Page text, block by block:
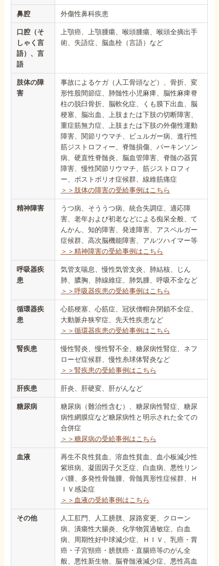
鼻腔 外傷性鼻科疾患
口腔（そ
しゃく言
語）、言
語
上顎癌、上顎腫瘍、喉頭腫瘍、喉頭全摘出手
術、失語症、脳血栓（言語）など
肢体の障
害
事故によるケガ（人工骨頭など）、骨折、変
形性股間節症、肺髄性小児麻痺、脳性麻痺脊
柱の脱臼骨折、脳軟化症、くも膜下出血、脳
梗塞、脳出血、上肢または下肢の切断障害、
重症筋無力症、上肢または下肢の外傷性運動
障害、関節リウマチ、ビュルガー病、進行性
筋ジストロフィー、脊髄損傷、パーキンソン
病、硬直性脊髄炎、脳血管障害、脊髄の器質
障害、慢性関節リウマチ、筋ジストロフィ
ー、ポストポリオ症候群、線維筋痛症
＞＞肢体の障害の受給事例はこちら
精神障害
うつ病、そううつ病、統合失調症、適応障
害、老年および初老などによる痴呆全般、て
んかん、知的障害、発達障害、アスペルガー
症候群、高次脳機能障害、アルツハイマー等
＞＞精神障害の受給事例はこちら
呼吸器疾
患
気管支喘息、慢性気管支炎、肺結核、じん
肺、膿胸、肺線維症、肺気腫、呼吸不全など
＞＞呼吸器疾患の受給事例はこちら
循環器疾
患
心筋梗塞、心筋症、冠状僧帽弁閉鎖不全症、
大動脈弁狭窄症、先天性疾患など
＞＞循環器疾患の受給事例はこちら
腎疾患
慢性腎炎、慢性腎不全、糖尿病性腎症、ネフ
ローゼ症候群、慢性糸球体腎炎など
＞＞腎疾患の受給事例はこちら
肝疾患 肝炎、肝硬変、肝がんなど
糖尿病
糖尿病（難治性含む）、糖尿病性腎症、糖尿
病性網膜症など糖尿病性と明示された全ての
合併症
＞＞糖尿病の受給事例はこちら
血液
再生不良性貧血、溶血性貧血、血小板減少性
紫班病、凝固因子欠乏症、白血病、悪性リン
パ腫、多発性骨髄腫、骨髄異形性症候群、Ｈ
ＩＶ感染症
＞＞血液の受給事例はこちら
その他
人工肛門、人工膀胱、尿路変更、クローン
病、潰瘍性大腸炎、化学物質過敏症、白血
病、周期性好中球減少症、ＨＩＶ、乳癌・胃
癌・子宮頸癌・膀胱癌・直腸癌等のがん全
般、悪性新生物、脳脊髄液減少症、悪性高血